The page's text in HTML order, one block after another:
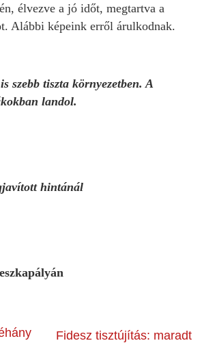
élvezve a jó időt, megtartva a
Alábbi képeink erről árulkodnak.
szebb tiszta környezetben. A
landol.
hintánál
Fidesz tisztújítás: maradt